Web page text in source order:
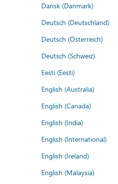
Dansk (Danmark)
Deutsch (Deutschland)
Deutsch (Österreich)
Deutsch (Schweiz)
Eesti (Eesti)
English (Australia)
English (Canada)
English (India)
English (International)
English (Ireland)
English (Malaysia)